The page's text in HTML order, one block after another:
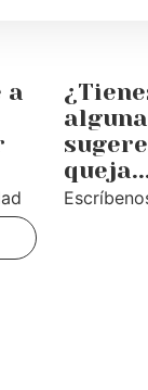
a
alguna